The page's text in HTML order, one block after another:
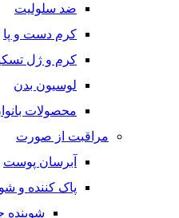
ضد سلولیت
کرم دست و پا
کرم و ژل
لوسیون بدن
محصولات
مراقبت از صورت
آبرسان پوست
پاک کننده و